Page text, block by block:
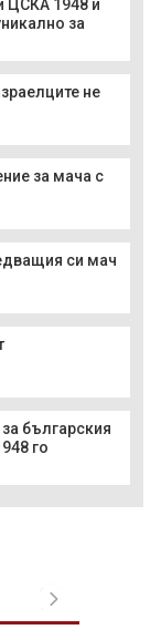
ЦСКА 1948 и
за
не
за мача с
си мач
българския
го